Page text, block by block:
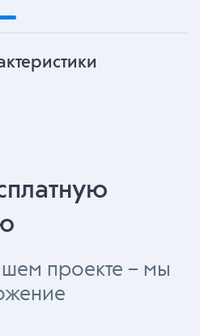
проекте – мы